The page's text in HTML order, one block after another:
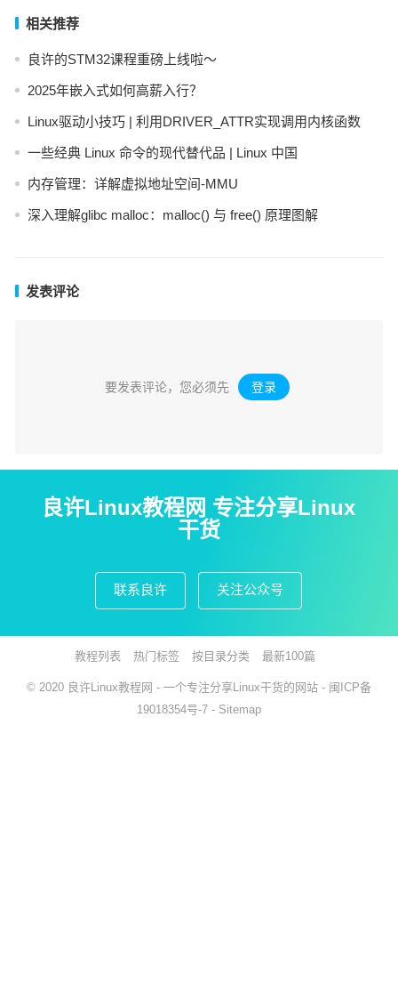
相关推荐
良许的STM32课程重磅上线啦～
2025年嵌入式如何高薪入行？
Linux驱动小技巧 | 利用DRIVER_ATTR实现调用内核函数
一些经典 Linux 命令的现代替代品 | Linux 中国
内存管理：详解虚拟地址空间-MMU
深入理解glibc malloc：malloc() 与 free() 原理图解
发表评论
要发表评论，您必须先 登录 。
良许Linux教程网 专注分享Linux
干货
联系良许 关注公众号
教程列表 热门标签 按目录分类 最新100篇
© 2020 良许Linux教程网 - 一个专注分享Linux干货的网站 - 闽ICP备
19018354号-7 - Sitemap